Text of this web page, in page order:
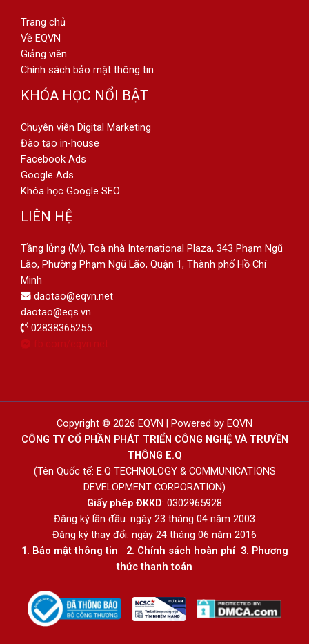
Trang chủ
Về EQVN
Giảng viên
Chính sách bảo mật thông tin
KHÓA HỌC NỔI BẬT
Chuyên viên Digital Marketing
Đào tạo in-house
Facebook Ads
Google Ads
Khóa học Google SEO
LIÊN HỆ
Tầng lửng (M), Toà nhà International Plaza, 343 Phạm Ngũ
Lão, Phường Phạm Ngũ Lão, Quận 1, Thành phố Hồ Chí
Minh
daotao@eqvn.net
daotao@eqs.vn
02838365255
fb.com/eqvn.net
Copyright © 2026 EQVN | Powered by EQVN
CÔNG TY CỔ PHẦN PHÁT TRIỂN CÔNG NGHỆ VÀ TRUYỀN
THÔNG E.Q
(Tên Quốc tế: E.Q TECHNOLOGY & COMMUNICATIONS
DEVELOPMENT CORPORATION)
Giấy phép ĐKKD: 0302965928
Đăng ký lần đầu: ngày 23 tháng 04 năm 2003
Đăng ký thay đổi: ngày 24 tháng 06 năm 2016
1. Bảo mật thông tin 2. Chính sách hoàn phí3. Phương
thức thanh toán